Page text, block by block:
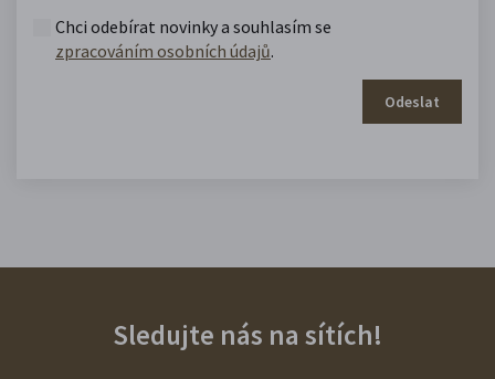
Chci odebírat novinky a souhlasím se
zpracováním osobních údajů.
Odeslat
Sledujte nás na sítích!